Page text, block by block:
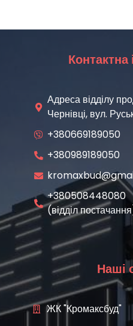
Адреса відділу
Чернівці, вул.
+380669189050
+380989189050
+380508448080
(відділ
Наші
ЖК "Кромаксбуд"